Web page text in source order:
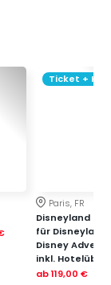
Ticket +
Paris, FR
Disneyland
für
Disney
inkl.
ab119,00 €